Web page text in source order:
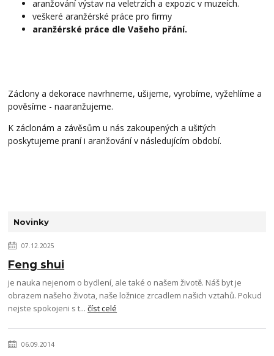
Novinky
07.12.2025
Feng shui
je nauka nejenom o bydlení, ale také o našem životě. Náš byt je
obrazem našeho života, naše ložnice zrcadlem našich vztahů. Pokud
nejste spokojeni s t...číst celé
06.09.2014
aranžování výstav na veletrzích a expozic v muzeích.
veškeré aranžérské práce pro firmy
aranžérské práce dle Vašeho přání.
Záclony a dekorace navrhneme, ušijeme, vyrobíme, vyžehlíme a
pověsíme - naaranžujeme.
K záclonám a závěsům u nás zakoupených a ušitých
poskytujeme praní i aranžování v následujícím období.